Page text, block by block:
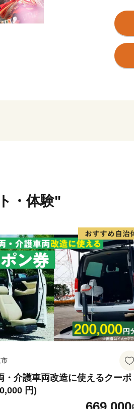
する暖流と寒流の
ワビ、イセエビ、
オは全国有数の水
イは「外房つりき
ています。さらに
やかなオレンジ
◆お礼品はご寄附
ございません。
※１度のお申込み
◆お礼品のお届け
カル）を通じて事
※日時指定や発送
◆受け取りができ
いたしかねます。
◆「寄附金税額控
オンライン申請を
礼品とは別に寄
・体験"
・介護車両改造に使えるクーポ
円)